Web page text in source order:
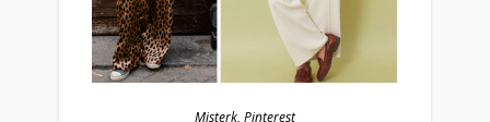
Misterk, Pinterest